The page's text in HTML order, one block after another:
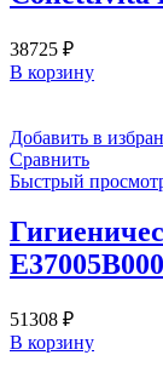
38725 ₽
В корзину
Добавить в
Сравнить
Быстрый
51308 ₽
В корзину